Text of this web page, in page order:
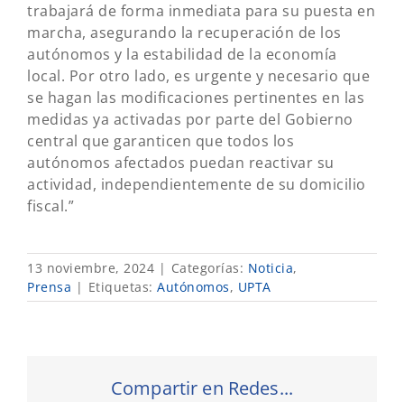
trabajará de forma inmediata para su puesta en
marcha, asegurando la recuperación de los
autónomos y la estabilidad de la economía
local. Por otro lado, es urgente y necesario que
se hagan las modificaciones pertinentes en las
medidas ya activadas por parte del Gobierno
central que garanticen que todos los
autónomos afectados puedan reactivar su
actividad, independientemente de su domicilio
fiscal.”
13 noviembre, 2024 | Categorías: Noticia,
Prensa | Etiquetas: Autónomos, UPTA
Compartir en Redes...